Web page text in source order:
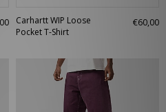
Carhartt WIP Loose
Pocket T-Shirt
€60,00